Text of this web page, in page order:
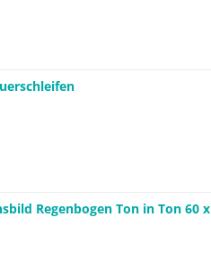
Regenbogen Ton in Ton 60 x